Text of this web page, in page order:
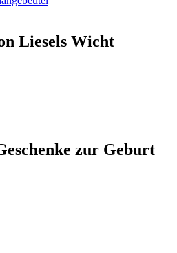
Liesels Wicht
zur Geburt